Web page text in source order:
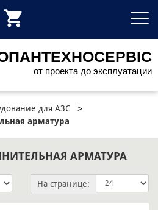
от проекта до эксплуатации
для АЗС
арматура
АРМАТУРА
На странице: